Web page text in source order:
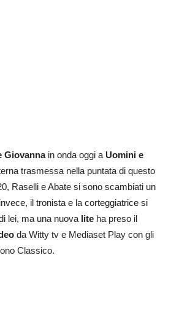
Giovannain onda oggi a Uomini e
trasmessa nella puntata di questo
Raselli e Abate si sono scambiati un
il tronista e la corteggiatrice si
lei, ma una nuovalite ha preso il
da Witty tv e Mediaset Play con gli
Classico.